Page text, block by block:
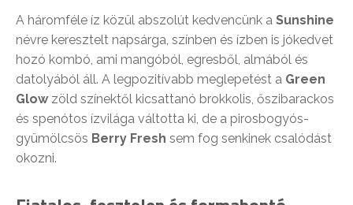
A háromféle íz közül abszolút kedvencünk a Sunshine
névre keresztelt napsárga, színben és ízben is jókedvet
hozó kombó, ami mangóból, egresből, almából és
datolyából áll. A legpozitívabb meglepetést a Green
Glowzöld színektől kicsattanó brokkolis, őszibarackos
és spenótos ízvilága váltotta ki, de a pirosbogyós-
gyümölcsös Berry Fresh sem fog senkinek csalódást
okozni.